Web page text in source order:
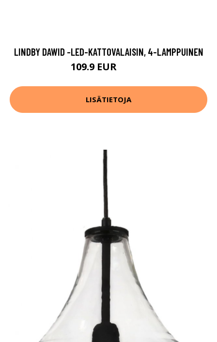
LINDBY DAWID -LED-KATTOVALAISIN, 4-LAMPPUINEN
109.9 EUR
LISÄTIETOJA